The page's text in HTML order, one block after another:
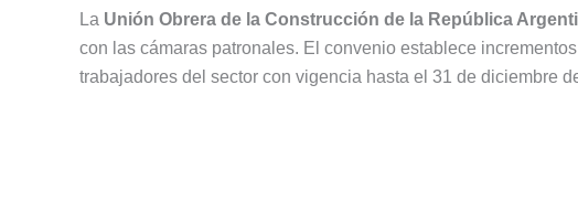
La Unión Obrera de la Construcción de la República
con las cámaras patronales. El convenio establece
trabajadores del sector con vigencia hasta el 31 de diciembre